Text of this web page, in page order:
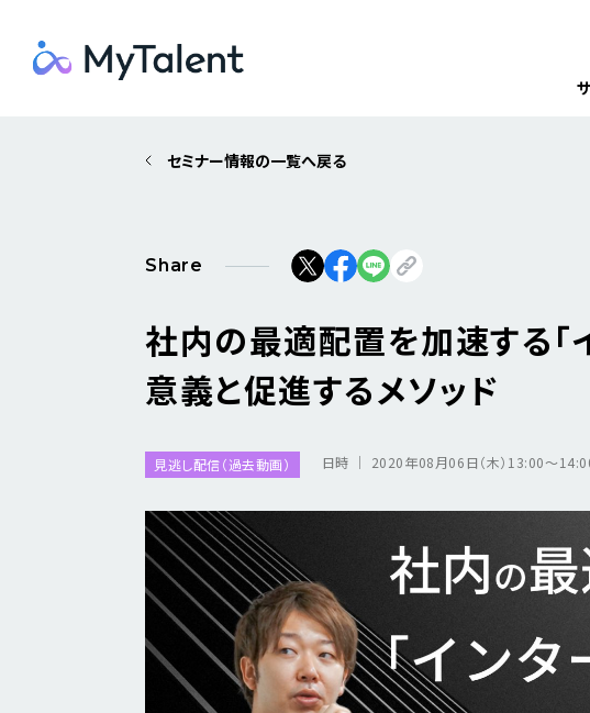
セミナー情報の一覧へ戻る
Share
社内の最適配置を加速する「
意義と促進するメソッド
見逃し配信（過去動画） 日時 ｜ 2020年08月06日（木）13:00～